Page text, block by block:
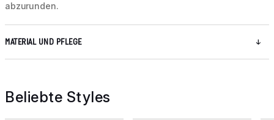
abzurunden.
MATERIAL UND PFLEGE
Beliebte Styles